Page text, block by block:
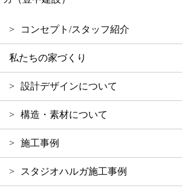
コンセプト/スタッフ紹介
私たちの家づくり
設計デザインについて
構造・素材について
施工事例
スタジオハルガ施工事例